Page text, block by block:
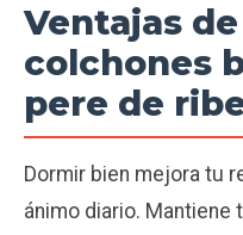
Ventajas
colchones
pere de
Dormir bien mejora tu
ánimo diario.